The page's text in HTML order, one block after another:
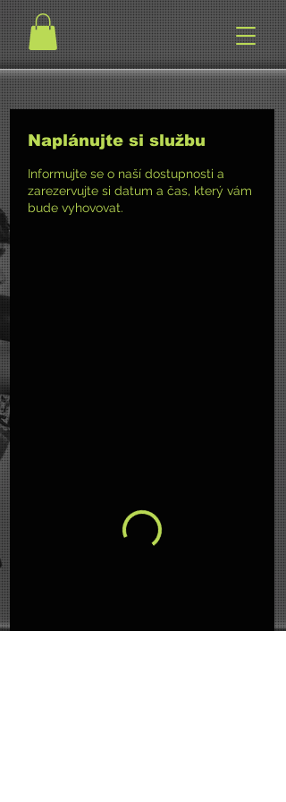
Naplánujte si službu
Informujte se o naší dostupnosti a
zarezervujte si datum a čas, který vám
bude vyhovovat.